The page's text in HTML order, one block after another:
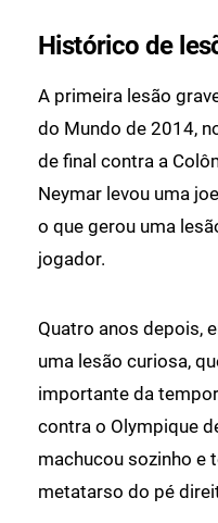
Histórico de
A primeira lesão
do Mundo de 2014,
de final contra a
Neymar levou uma
o que gerou uma
jogador.
Quatro anos depois,
uma lesão curiosa,
importante da
contra o Olympique
machucou sozinho e
metatarso do pé